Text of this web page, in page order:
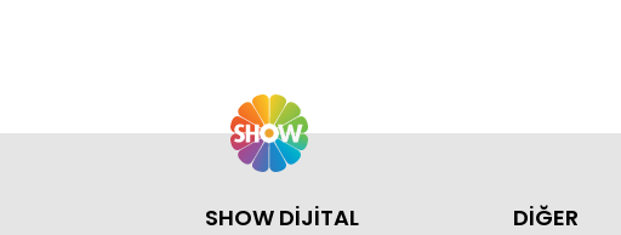
SHOW DİJİTAL DİĞER